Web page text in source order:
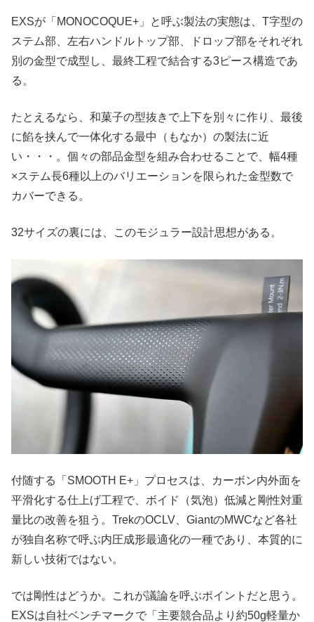
EXSが「MONOCOQUE+」と呼ぶ製法の実態は、T字型の
ステム部、左右ハンドルトップ部、ドロップ部をそれぞれ
別の金型で成型し、最終工程で結合する3ピース構造であ
る。
たとえるなら、和菓子の型抜きで上下を別々に作り、最後
に餡を挟んで一体化する最中（もなか）の製法に近
い・・・。個々の部品金型を組み合わせることで、幅4種
×ステム長6種以上のバリエーションを限られた金型数で
カバーできる。
32サイズの裏には、このモジュラー設計思想がある。
付随する「SMOOTH E+」プロセスは、カーボン内外面を
平滑化する仕上げ工程で、ボイド（気泡）低減と剛性対重
量比の改善を狙う。TrekのOCLV、GiantのMWCなど各社
が独自名称で呼ぶ内圧成形最適化の一種であり、本質的に
新しい技術ではない。
では剛性はどうか。これが議論を呼ぶポイントだと思う。
EXSは自社ベンチマークで「主要競合品より約50g軽量か